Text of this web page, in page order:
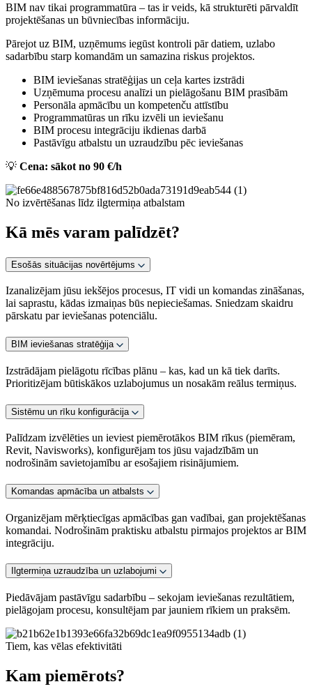
BIM nav tikai programmatūra – tas ir veids, kā strukturēti pārvaldīt
projektēšanas un būvniecības informāciju.
Pārejot uz BIM, uzņēmums iegūst kontroli pār datiem, uzlabo
sadarbību starp komandām un samazina riskus projektos.
BIM ieviešanas stratēģijas un ceļa kartes izstrādi
Uzņēmuma procesu analīzi un pielāgošanu BIM prasībām
Personāla apmācību un kompetenču attīstību
Programmatūras un rīku izvēli un ieviešanu
BIM procesu integrāciju ikdienas darbā
Pastāvīgu atbalstu un uzraudzību pēc ieviešanas
💡 Cena: sākot no 90 €/h
No izvērtēšanas līdz ilgtermiņa atbalstam
Kā mēs varam palīdzēt?
Esošās situācijas novērtējums
Izanalizējam jūsu iekšējos procesus, IT vidi un komandas zināšanas,
lai saprastu, kādas izmaiņas būs nepieciešamas. Sniedzam skaidru
pārskatu par ieviešanas potenciālu.
BIM ieviešanas stratēģija
Izstrādājam pielāgotu rīcības plānu – kas, kad un kā tiek darīts.
Prioritizējam būtiskākos uzlabojumus un nosakām reālus termiņus.
Sistēmu un rīku konfigurācija
Palīdzam izvēlēties un ieviest piemērotākos BIM rīkus (piemēram,
Revit, Navisworks), konfigurējam tos jūsu vajadzībām un
nodrošinām savietojamību ar esošajiem risinājumiem.
Komandas apmācība un atbalsts
Organizējam mērķtiecīgas apmācības gan vadībai, gan projektēšanas
komandai. Nodrošinām praktisku atbalstu pirmajos projektos ar BIM
integrāciju.
Ilgtermiņa uzraudzība un uzlabojumi
Piedāvājam pastāvīgu sadarbību – sekojam ieviešanas rezultātiem,
pielāgojam procesu, konsultējam par jauniem rīkiem un praksēm.
Tiem, kas vēlas efektivitāti
Kam piemērots?